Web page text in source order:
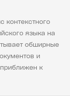
контекстного
языка на
обширные
и
к